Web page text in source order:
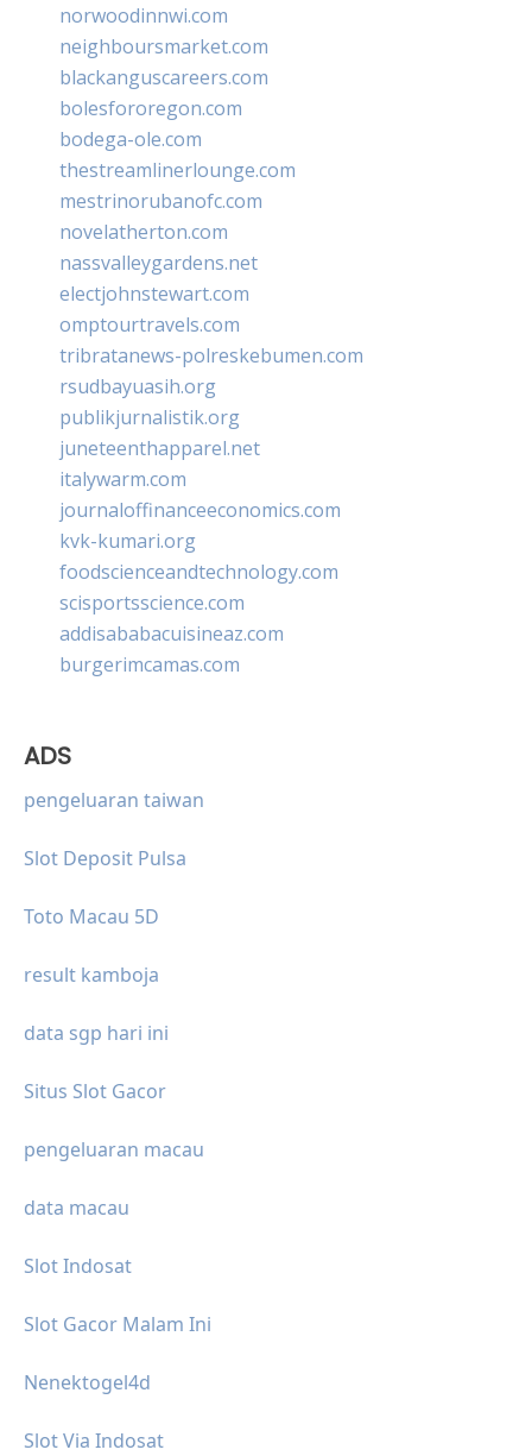
norwoodinnwi.com
neighboursmarket.com
blackanguscareers.com
bolesfororegon.com
bodega-ole.com
thestreamlinerlounge.com
mestrinorubanofc.com
novelatherton.com
nassvalleygardens.net
electjohnstewart.com
omptourtravels.com
tribratanews-polreskebumen.com
rsudbayuasih.org
publikjurnalistik.org
juneteenthapparel.net
italywarm.com
journaloffinanceeconomics.com
kvk-kumari.org
foodscienceandtechnology.com
scisportsscience.com
addisababacuisineaz.com
burgerimcamas.com
ADS
pengeluaran taiwan
Slot Deposit Pulsa
Toto Macau 5D
result kamboja
data sgp hari ini
Situs Slot Gacor
pengeluaran macau
data macau
Slot Indosat
Slot Gacor Malam Ini
Nenektogel4d
Slot Via Indosat